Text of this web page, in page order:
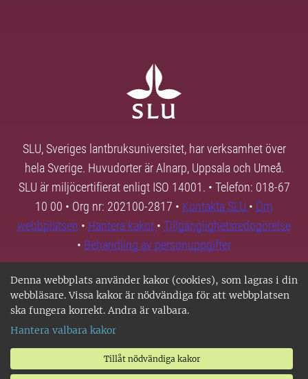
Denna webbplats använder kakor (cookies), som lagras i din
webbläsare. Vissa kakor är nödvändiga för att webbplatsen
ska fungera korrekt. Andra är valbara.
Hantera valbara kakor
Tillåt nödvändiga kakor
SLU, Sveriges lantbruksuniversitet, har verksamhet över
hela Sverige. Huvudorter är Alnarp, Uppsala och Umeå.
SLU är miljöcertifierat enligt ISO 14001. • Telefon: 018-67
10 00 • Org nr: 202100-2817 • Kontakta SLU • Om
webbplatsen • Hantera kakor • Tillgänglighetsredogörelse
• Behandling av personuppgifter